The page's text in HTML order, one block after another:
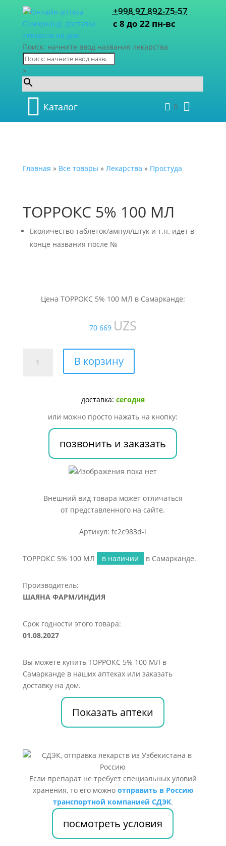
+998 97 892-75-57
с 8 до 22 пн-вс
Поиск: начните ввод названия лекарства
×
Каталог 0
Главная » Все товары » Лекарства » Простуда
ТОРРОКС 5% 100 МЛ
количество таблеток/ампул/штук и т.п. идет в
конце названия после №
Цена ТОРРОКС 5% 100 МЛ в Самарканде:
70 669 UZS
товара
В корзину
доставка: сегодня
или можно просто нажать на кнопку:
позвонить и заказать
Внешний вид товара может отличаться
от представленного на сайте.
Артикул: fc2c983d-l
ТОРРОКС 5% 100 МЛ в наличии в Самарканде.
Производитель:
ШАЯНА ФАРМ/ИНДИЯ
Срок годности этого товара:
01.08.2027
Вы можете купить ТОРРОКС 5% 100 МЛ в
Самарканде в наших аптеках или заказать
доставку на дом.
Показать аптеки
Если препарат не требует специальных уловий
хранения, то его можно отправить в Россию
транспортной компанией СДЭК.
посмотреть условия